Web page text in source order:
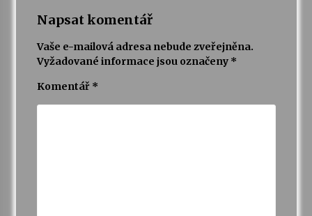
Napsat komentář
Vaše e-mailová adresa nebude zveřejněna.
Vyžadované informace jsou označeny *
Komentář *